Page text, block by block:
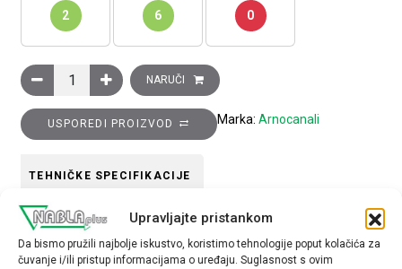
Upravljajte pristankom
Da bismo pružili najbolje iskustvo, koristimo tehnologije poput kolačića za
čuvanje i/ili pristup informacijama o uređaju. Suglasnost s ovim
2 6 0
Kanal za ožičenje perforirani, sivi, RAL7030, plastični, š×v×d:
NARUČI
USPOREDI PROIZVOD Marka: Arnocanali
TEHNIČKE SPECIFIKACIJE
Tip pribora
kabelske kanalice